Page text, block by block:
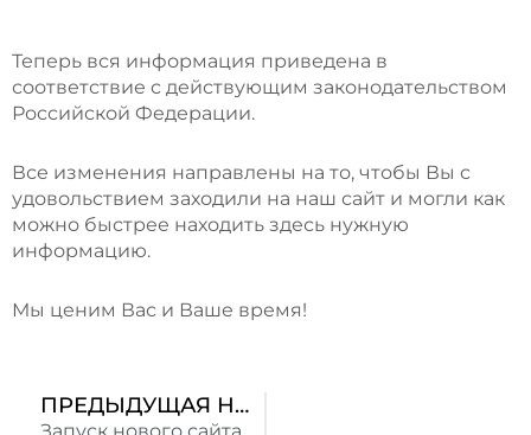
Теперь вся информация приведена в
соответствие с действующим законодательством
Российской Федерации.
Все изменения направлены на то, чтобы Вы с
удовольствием заходили на наш сайт и могли как
можно быстрее находить здесь нужную
информацию.
Мы ценим Вас и Ваше время!
Пред ПРЕДЫДУЩАЯ НОВОСТЬ
Запуск нового сайта